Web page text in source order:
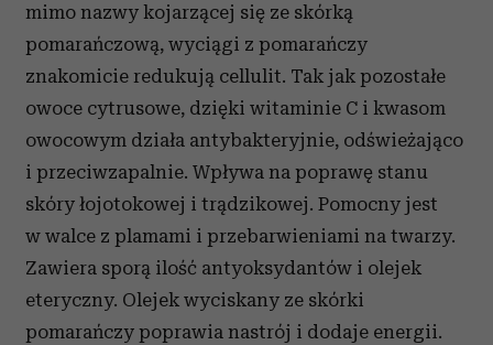
mimo nazwy kojarzącej się ze skórką
pomarańczową, wyciągi z pomarańczy
znakomicie redukują cellulit. Tak jak pozostałe
owoce cytrusowe, dzięki witaminie C i kwasom
owocowym działa antybakteryjnie, odświeżająco
i przeciwzapalnie. Wpływa na poprawę stanu
skóry łojotokowej i trądzikowej. Pomocny jest
w walce z plamami i przebarwieniami na twarzy.
Zawiera sporą ilość antyoksydantów i olejek
eteryczny. Olejek wyciskany ze skórki
pomarańczy poprawia nastrój i dodaje energii.